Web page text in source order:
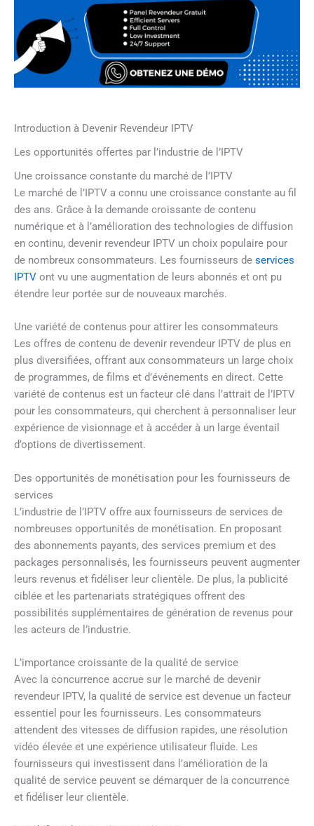
Introduction à Devenir Revendeur IPTV
Les opportunités offertes par l’industrie de l’IPTV
Une croissance constante du marché de l’IPTV
Le marché de l’IPTV a connu une croissance constante au fil
des ans. Grâce à la demande croissante de contenu
numérique et à l’amélioration des technologies de diffusion
en continu, devenir revendeur IPTV un choix populaire pour
de nombreux consommateurs. Les fournisseurs de services
IPTV ont vu une augmentation de leurs abonnés et ont pu
étendre leur portée sur de nouveaux marchés.
Une variété de contenus pour attirer les consommateurs
Les offres de contenu de devenir revendeur IPTV de plus en
plus diversifiées, offrant aux consommateurs un large choix
de programmes, de films et d’événements en direct. Cette
variété de contenus est un facteur clé dans l’attrait de l’IPTV
pour les consommateurs, qui cherchent à personnaliser leur
expérience de visionnage et à accéder à un large éventail
d’options de divertissement.
Des opportunités de monétisation pour les fournisseurs de
services
L’industrie de l’IPTV offre aux fournisseurs de services de
nombreuses opportunités de monétisation. En proposant
des abonnements payants, des services premium et des
packages personnalisés, les fournisseurs peuvent augmenter
leurs revenus et fidéliser leur clientèle. De plus, la publicité
ciblée et les partenariats stratégiques offrent des
possibilités supplémentaires de génération de revenus pour
les acteurs de l’industrie.
L’importance croissante de la qualité de service
Avec la concurrence accrue sur le marché de devenir
revendeur IPTV, la qualité de service est devenue un facteur
essentiel pour les fournisseurs. Les consommateurs
attendent des vitesses de diffusion rapides, une résolution
vidéo élevée et une expérience utilisateur fluide. Les
fournisseurs qui investissent dans l’amélioration de la
qualité de service peuvent se démarquer de la concurrence
et fidéliser leur clientèle.